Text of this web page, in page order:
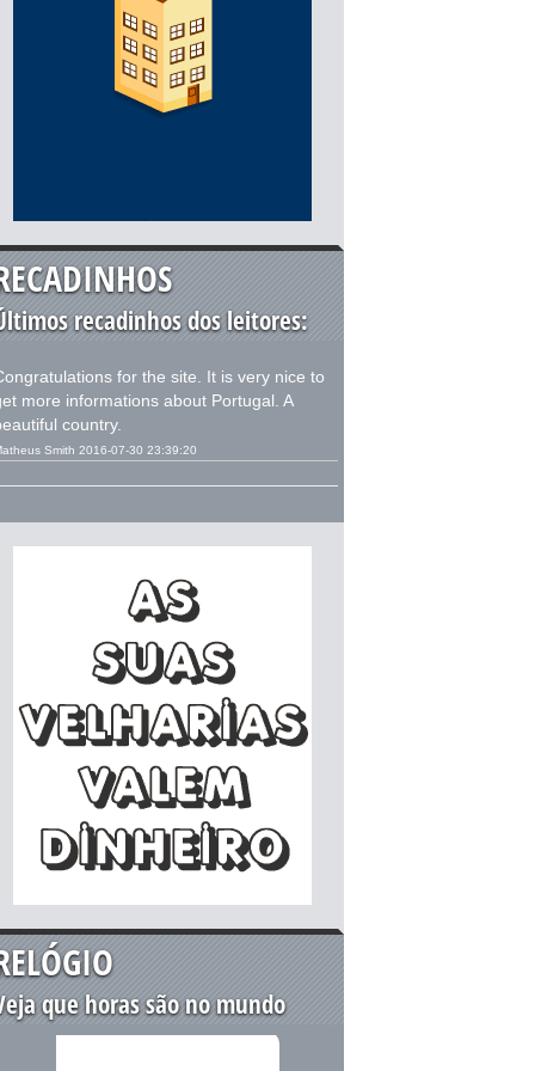
recadinhos dos leitores:
for the site. It is very nice to
more informations about Portugal. A
country.
Smith 2016-07-30 23:39:20
que horas são no mundo